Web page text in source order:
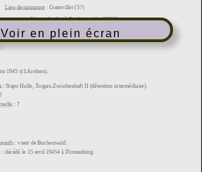
Voir en plein écran